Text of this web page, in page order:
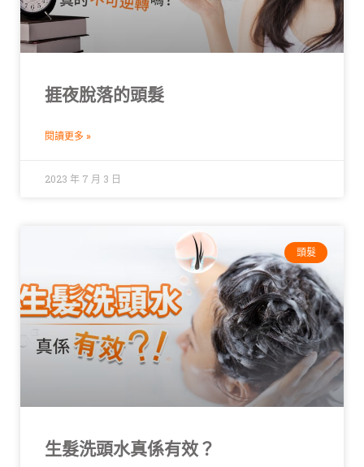
捱夜脫落的頭髮
閱讀更多 »
2023 年 7 月 3 日
頭髮
生髮洗頭水真係有效？